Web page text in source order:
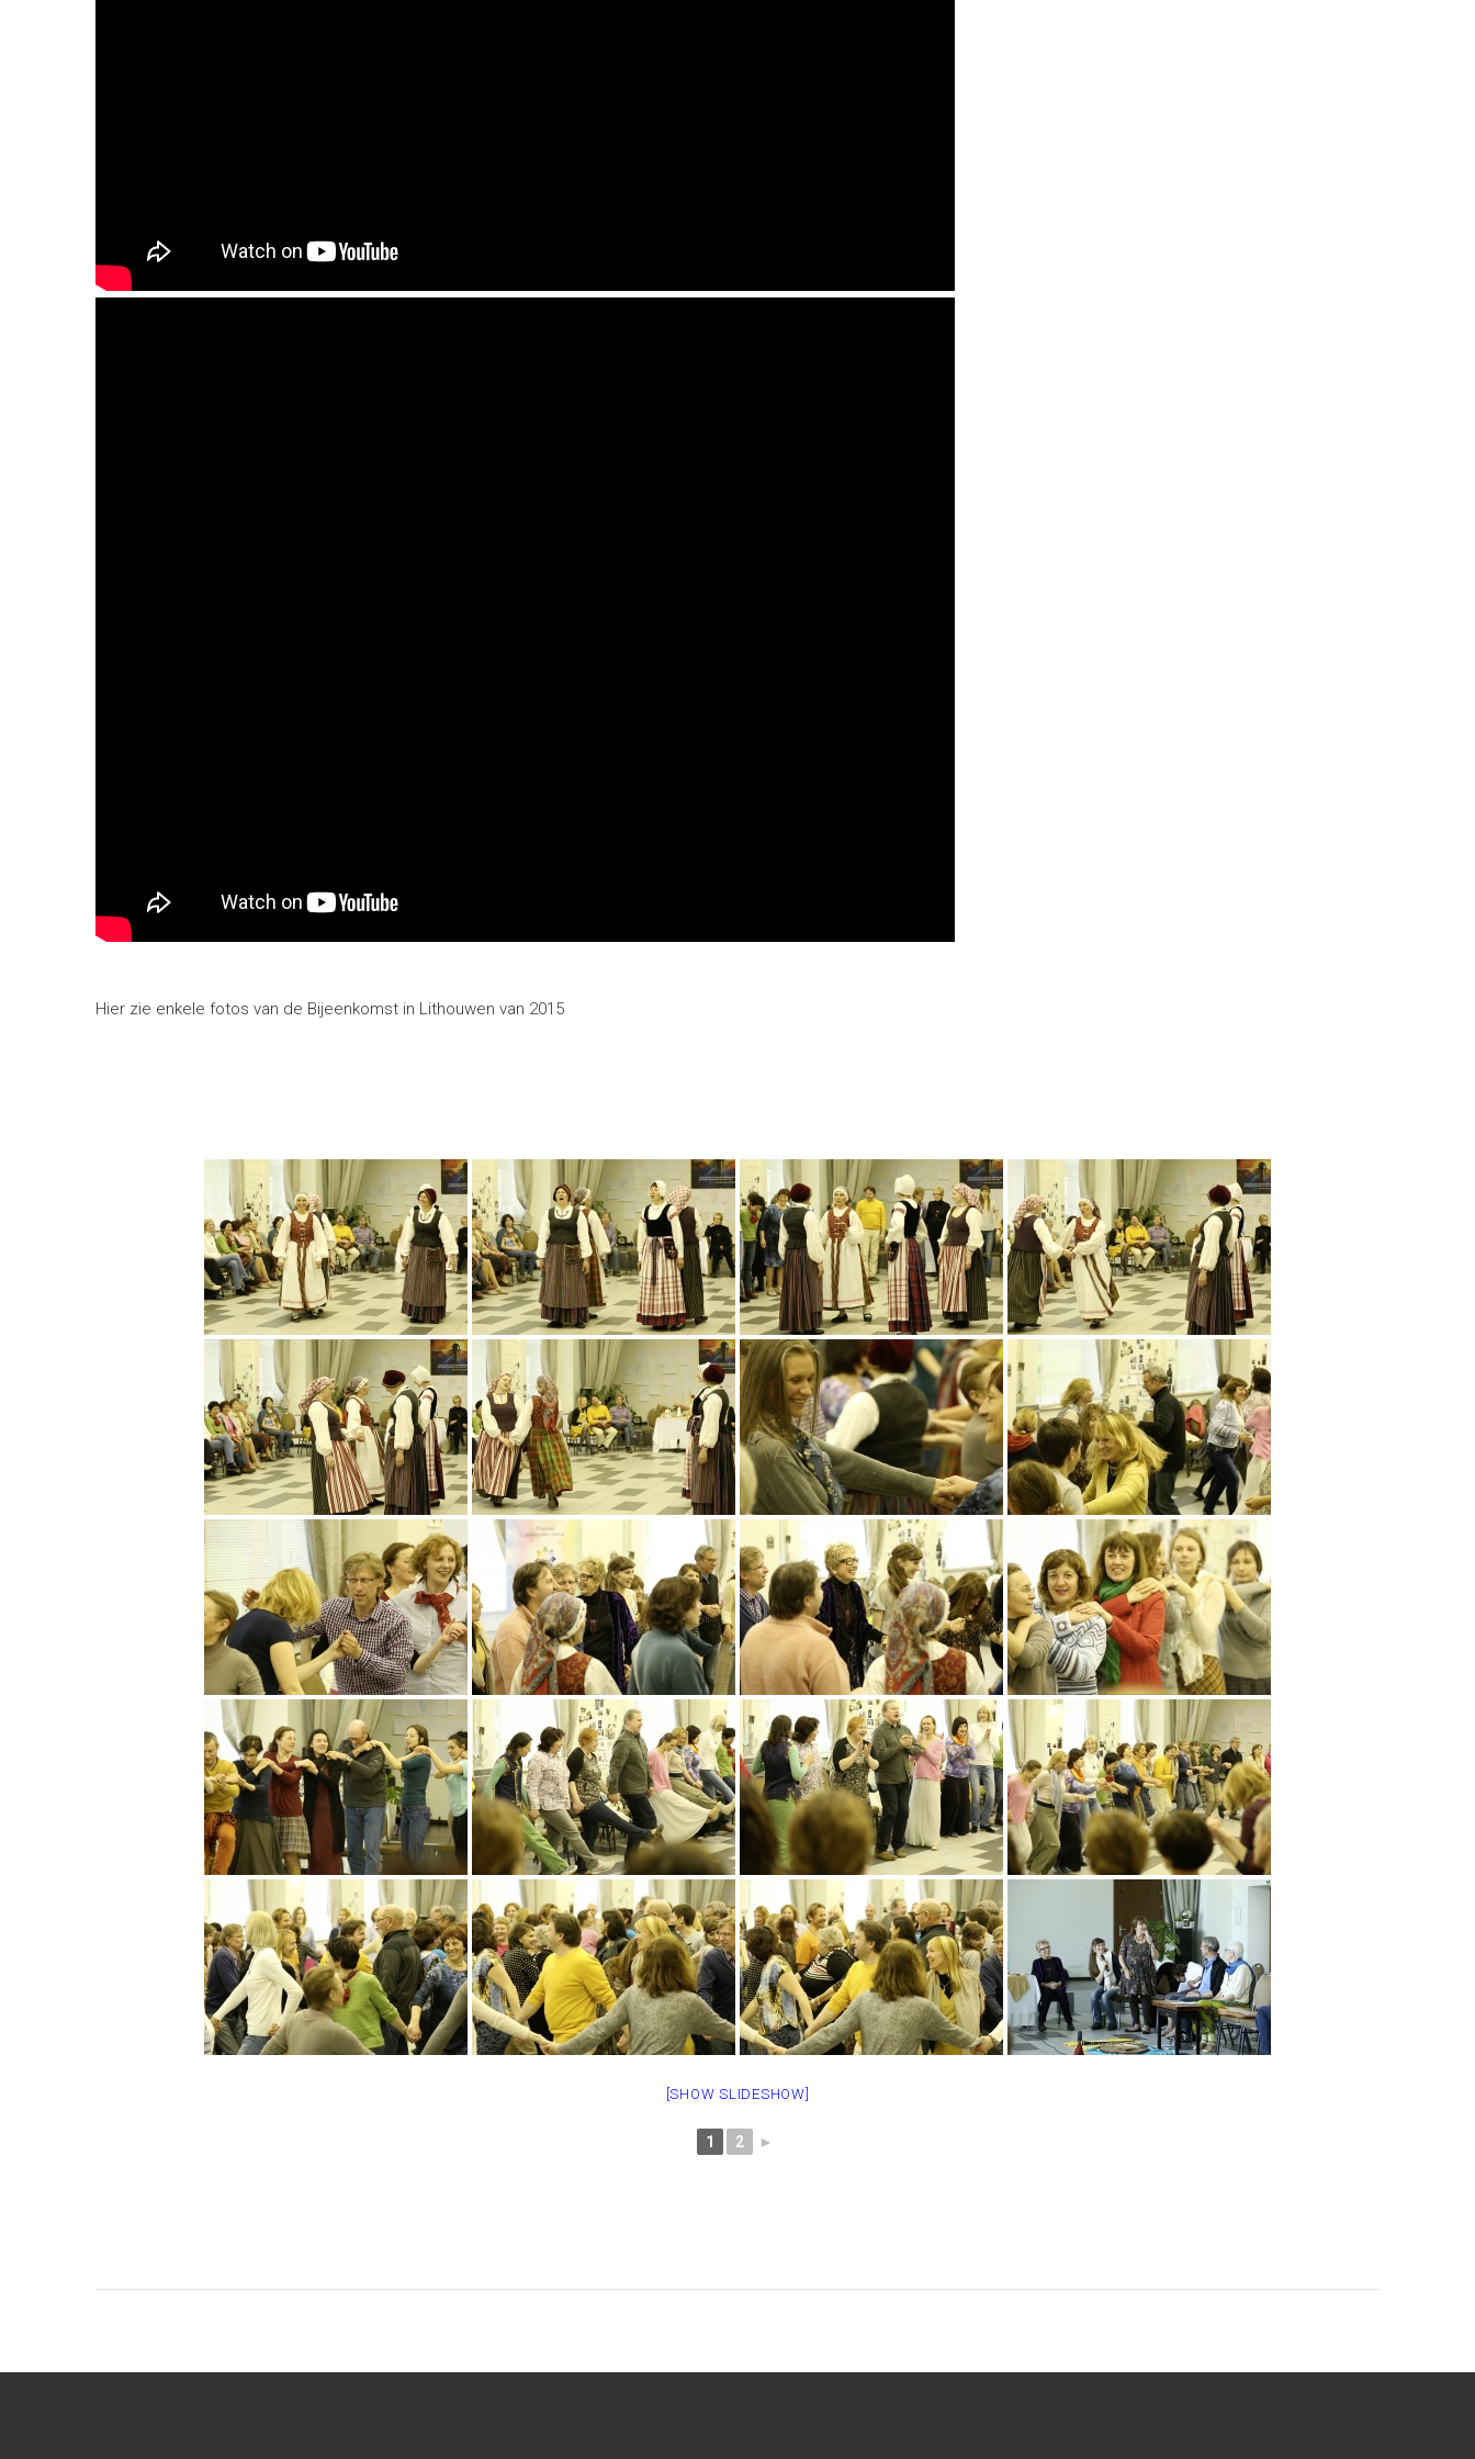
Hier zie enkele fotos van de Bijeenkomst in Lithouwen van 2015
[SHOW SLIDESHOW]
1 2 ►